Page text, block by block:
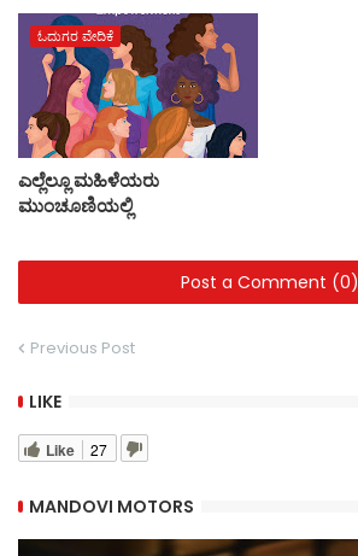
ಓದುಗರ ವೇದಿಕೆ
ಎಲ್ಲೆಲ್ಲೂ ಮಹಿಳೆಯರು
ಮುಂಚೂಣಿಯಲ್ಲಿ
Post a Comment (0)
Previous Post
LIKE
Like 27
MANDOVI MOTORS